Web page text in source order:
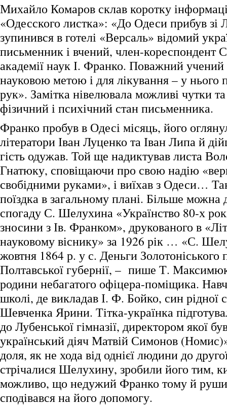
Михайло Комаров склав коротку
«Одесского листка»: «До Одеси прибув зі
зупинився в готелі «Версаль» відомий
письменник і вчений, член-кореспондент
академії наук І. Франко. Поважний
науковою метою і для лікування – у нього
рук». Замітка нівелювала можливі чутки
фізичний і психічний стан письменника.
Франко пробув в Одесі місяць, його
літератори Іван Луценко та Іван Липа й
гість одужав. Той ще надиктував листа
Гнатюку, сповіщаючи про свою надію
свобідними руками», і виїхав з Одеси…
поїздка в загальному плані. Більше можна
спогаду С. Шелухина «Українство 80-х
зносини з Ів. Франком», друкованого в
науковому віснику» за 1926 рік … «С.
жовтня 1864 р. у с. Деньги Золотоніського
Полтавської губернії, – пише Т.
родини небагатого офіцера-поміщика.
школі, де викладав І. Ф. Бойко, син рідної
Шевченка Ярини. Тітка-українка
до Лубенської гімназії, директором якої
український діяч Матвій Симонов
доля, як не хода від однієї людини до
стрічалися Шелухину, зробили його тим,
можливо, що недужий Франко тому й
сподівався на його допомогу.